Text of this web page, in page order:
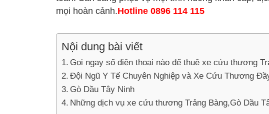
mọi hoàn cảnh.Hotline 0896 114 115
Nội dung bài viết
Gọi ngay số điện thoại nào để thuê xe cứu thương
Đội Ngũ Y Tế Chuyên Nghiệp và Xe Cứu Thương
Gò Dầu Tây Ninh
Những dịch vụ xe cứu thương Trảng Bàng,Gò Dầu